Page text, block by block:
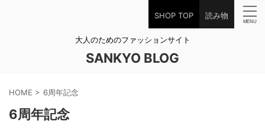
SHOP TOP 読み物
大人のためのファッションサイト
SANKYO BLOG
HOME > 6周年記念
6周年記念